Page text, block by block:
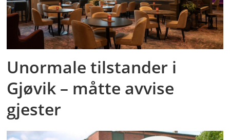
Unormale tilstander i
Gjøvik – måtte avvise
gjester